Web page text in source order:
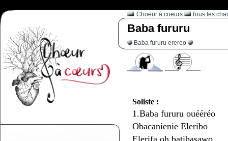
Choeur à coeurs Tous les
Baba fururu
Baba fururu erereo
Soliste :
1.Baba fururu ouééréo
Obacanienie Eleribo
Elerifa oh batibasawo